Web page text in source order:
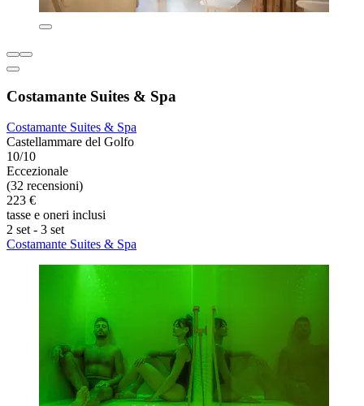
Costamante Suites & Spa
Costamante Suites & Spa
Castellammare del Golfo
10/10
Eccezionale
(32 recensioni)
223 €
tasse e oneri inclusi
2 set - 3 set
Costamante Suites & Spa